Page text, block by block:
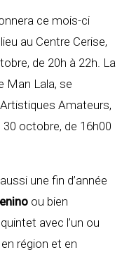
ce mois-ci
au Centre Cerise,
de 20h à 22h. La
Man Lala, se
Amateurs,
octobre, de 16h00
une fin d’année
ou bien
avec l’un ou
en région et en